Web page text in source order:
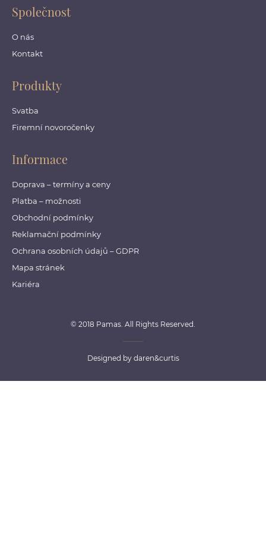
Společnost
O nás
Kontakt
Produkty
Svatba
Firemní novoročenky
Informace
Doprava – termíny a ceny
Platba – možnosti
Obchodní podmínky
Reklamační podmínky
Ochrana osobních údajů – GDPR
Mapa stránek
Kariéra
© 2018 Pamas. All Rights Reserved.
Designed by daren&curtis